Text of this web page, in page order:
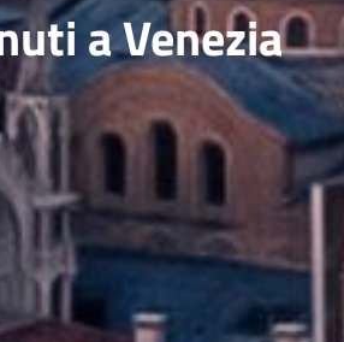
a Venezia